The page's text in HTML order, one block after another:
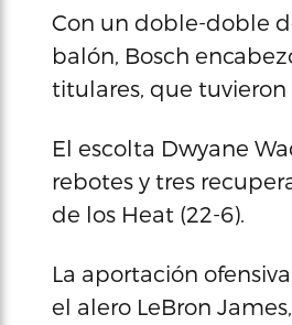
Con un doble-doble
balón, Bosch
titulares, que
El escolta Dwyane
rebotes y tres
de los Heat (22-6).
La aportación
el alero LeBron